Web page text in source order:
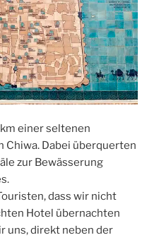
einer seltenen
Chiwa. Dabei überquerten
zur Bewässerung
dass wir nicht
Hotel übernachten
uns, direkt neben der